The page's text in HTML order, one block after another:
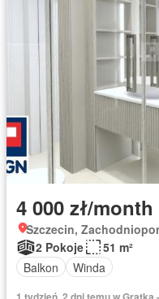
4 000 zł/month
Szczecin,
2 Pokoje
51 m²
Balkon
Winda